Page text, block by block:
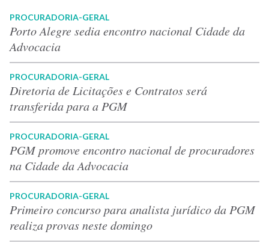
PROCURADORIA-GERAL
Porto Alegre sedia encontro nacional Cidade da
Advocacia
PROCURADORIA-GERAL
Diretoria de Licitações e Contratos será
transferida para a PGM
PROCURADORIA-GERAL
PGM promove encontro nacional de procuradores
na Cidade da Advocacia
PROCURADORIA-GERAL
Primeiro concurso para analista jurídico da PGM
realiza provas neste domingo